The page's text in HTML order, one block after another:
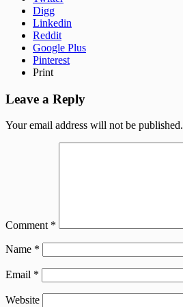
Digg
Linkedin
Reddit
Google Plus
Pinterest
Print
Leave a Reply
Your email address will not be published.
Comment *
Name *
Email *
Website